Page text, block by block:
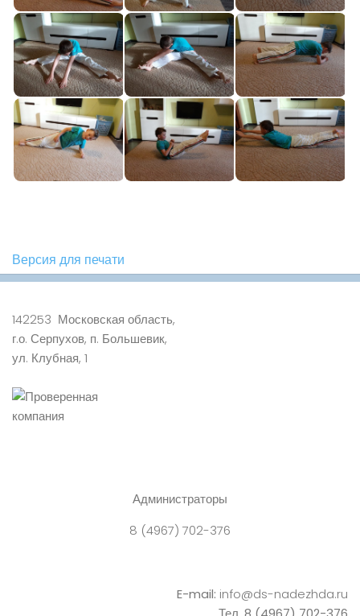
Версия для печати
142253 Московская область,
г.о. Серпухов, п. Большевик,
ул. Клубная, 1
Администраторы
8 (4967) 702-376
E-mail: info@ds-nadezhda.ru